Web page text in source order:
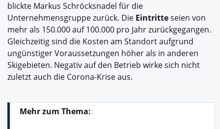
blickte Markus Schröcksnadel für die
Unternehmensgruppe zurück. Die Eintritteseien von
mehr als 150.000 auf 100.000 pro Jahr zurückgegangen.
Gleichzeitig sind die Kosten am Standort aufgrund
ungünstiger Voraussetzungen höher als in anderen
Skigebieten. Negativ auf den Betrieb wirke sich nicht
zuletzt auch die Corona-Krise aus.
Mehr zum Thema: